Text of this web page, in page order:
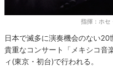
指揮：ホセ
日本で滅多に演奏機会のない
貴重なコンサート「メキシコ音
ィ(東京・初台)で行われる。